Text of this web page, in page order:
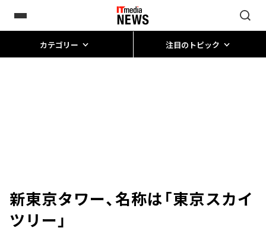
カテゴリー 注目のトピック
新東京タワー、名称は「東京スカイ
ツリー」